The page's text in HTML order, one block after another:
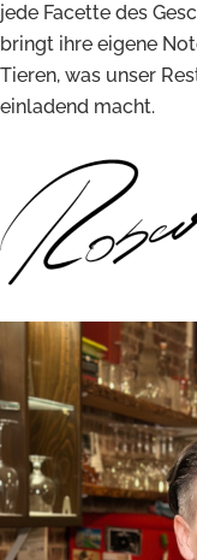
jede Facette des
bringt ihre eigene
Tieren, was unser
einladend macht.